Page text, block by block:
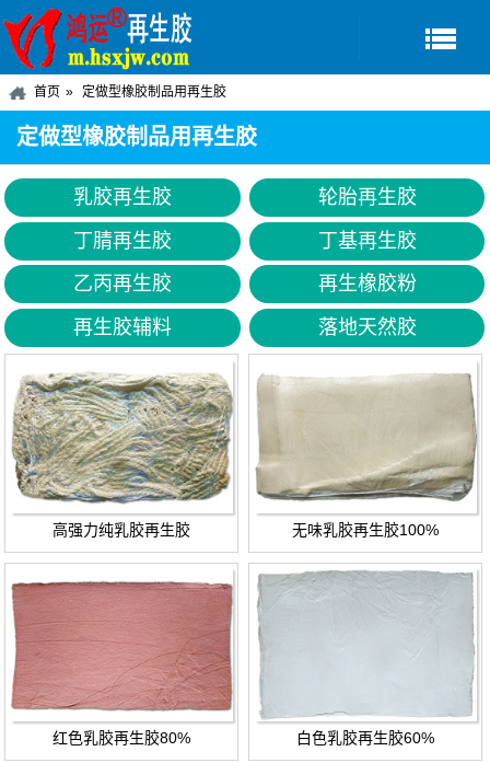
首页 定做型橡胶制品用再生胶
定做型橡胶制品用再生胶
乳胶再生胶
轮胎再生胶
丁腈再生胶
丁基再生胶
乙丙再生胶
再生橡胶粉
再生胶辅料
落地天然胶
高强力纯乳胶再生胶 无味乳胶再生胶100%
红色乳胶再生胶80% 白色乳胶再生胶60%